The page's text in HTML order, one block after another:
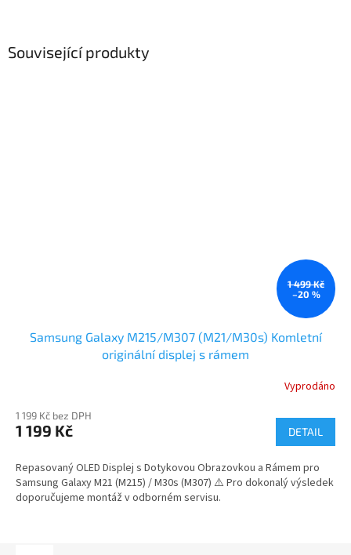
Související produkty
1 499 Kč
–20 %
Samsung Galaxy M215/M307 (M21/M30s) Komletní
originální displej s rámem
Vyprodáno
1 199 Kč bez DPH
1 199 Kč DETAIL
Repasovaný OLED Displej s Dotykovou Obrazovkou a Rámem pro
Samsung Galaxy M21 (M215) / M30s (M307) ⚠️ Pro dokonalý výsledek
doporučujeme montáž v odborném servisu.